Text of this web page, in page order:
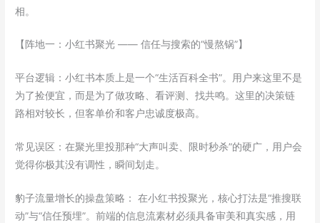
相。
【阵地一：小红书聚光 —— 信任与搜索的“慢熬锅”】
平台逻辑：小红书本质上是一个“生活百科全书”。用户来这里不是
为了捡便宜，而是为了做攻略、看评测、找共鸣。这里的决策链
路相对较长，但客单价和客户忠诚度极高。
常见误区：在聚光里投那种“大声叫卖、限时秒杀”的硬广，用户会
觉得你极其没有调性，瞬间划走。
豹子流量增长的操盘策略： 在小红书投聚光，核心打法是“推搜联
动”与“信任预埋”。前端的信息流素材必须具备审美和真实感，用